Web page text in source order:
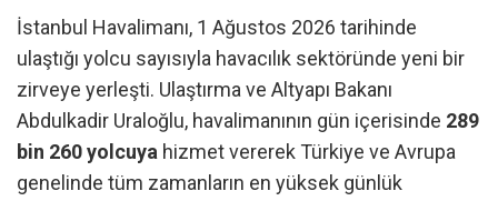
İstanbul Havalimanı, 1 Ağustos 2026 tarihinde
ulaştığı yolcu sayısıyla havacılık sektöründe yeni bir
zirveye yerleşti. Ulaştırma ve Altyapı Bakanı
Abdulkadir Uraloğlu, havalimanının gün içerisinde 289
bin 260 yolcuya hizmet vererek Türkiye ve Avrupa
genelinde tüm zamanların en yüksek günlük